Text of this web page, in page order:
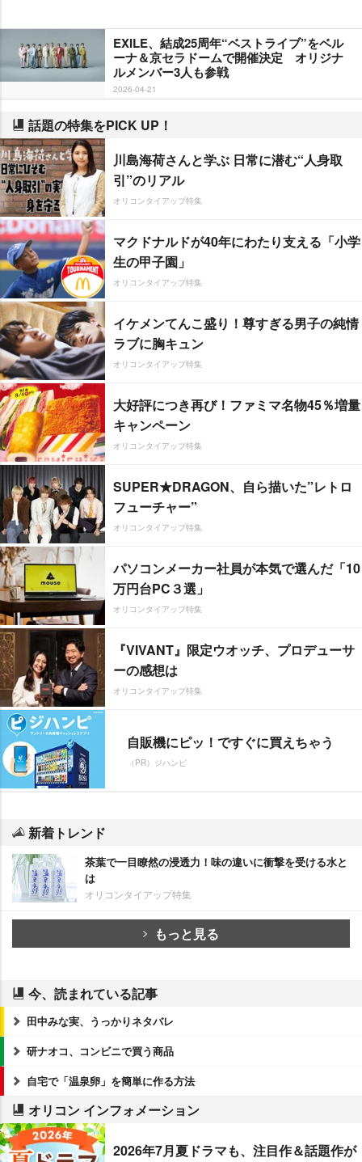
EXILE、結成25周年“ベストライブ”をベル
ーナ＆京セラドームで開催決定 オリジナ
ルメンバー3人も参戦
2026-04-21
話題の特集をPICK UP！
川島海荷さんと学ぶ 日常に潜む“人身取
引”のリアル
オリコンタイアップ特集
マクドナルドが40年にわたり支える「小学
生の甲子園」
オリコンタイアップ特集
イケメンてんこ盛り！尊すぎる男子の純情
ラブに胸キュン
オリコンタイアップ特集
大好評につき再び！ファミマ名物45％増量
キャンペーン
オリコンタイアップ特集
SUPER★DRAGON、自ら描いた”レトロ
フューチャー”
オリコンタイアップ特集
パソコンメーカー社員が本気で選んだ「10
万円台PC３選」
オリコンタイアップ特集
『VIVANT』限定ウオッチ、プロデューサ
ーの感想は
オリコンタイアップ特集
自販機にピッ！ですぐに買えちゃう
（PR）ジハンピ
新着トレンド
茶葉で一目瞭然の浸透力！味の違いに衝撃を受ける水と
は
オリコンタイアップ特集
もっと見る
今、読まれている記事
田中みな実、うっかりネタバレ
研ナオコ、コンビニで買う商品
自宅で「温泉卵」を簡単に作る方法
オリコン インフォメーション
2026年7月夏ドラマも、注目作＆話題作が